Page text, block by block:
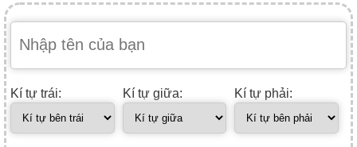
Kí tự trái: Kí tự giữa: Kí tự phải: